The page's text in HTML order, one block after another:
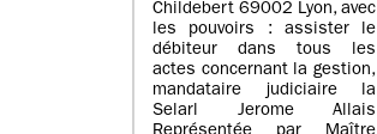
Childebert 69002 Lyon, avec
les pouvoirs : assister le
débiteur dans tous les
actes concernant la gestion,
mandataire judiciaire la
Selarl Jerome Allais